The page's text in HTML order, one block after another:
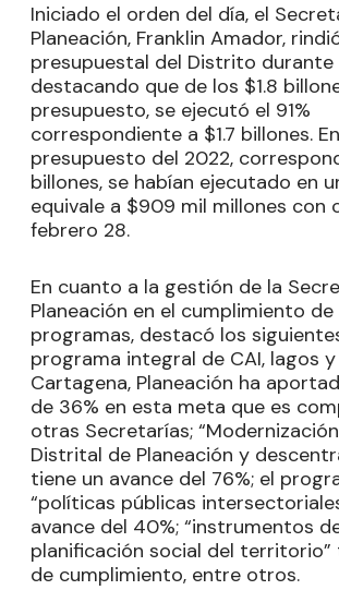
Iniciado el orden del día, el
Planeación, Franklin Amador,
presupuestal del Distrito durante
destacando que de los $1.8
presupuesto, se ejecutó el 91%
correspondiente a $1.7 billones.
presupuesto del 2022,
billones, se habían ejecutado en
equivale a $909 mil millones con
febrero 28.
En cuanto a la gestión de la
Planeación en el cumplimiento de
programas, destacó los
programa integral de CAI, lagos
Cartagena, Planeación ha
de 36% en esta meta que es
otras Secretarías;
Distrital de Planeación y
tiene un avance del 76%; el
“políticas públicas
avance del 40%; “instrumentos
planificación social del territorio”
de cumplimiento, entre otros.